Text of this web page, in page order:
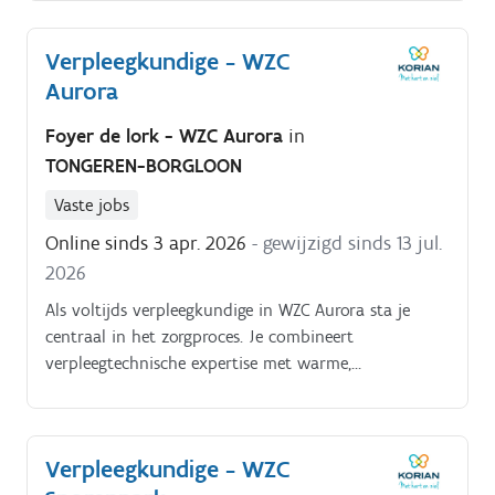
aandacht voor zowel verpleegkundige als
psychosociale noden. Je dagelijkse bezigheden
bestaan uituitvoeren van verpleegkundige
van integrale zorg aan een toegewezen groep
bewoners;observeren en rapporteren van
veranderingen in gezondheid en welzijn;ondersteunen
van zorgkundigen in de dagelijkse
werking;multidisciplinair samenwerken met andere
diensten;correct registreren in het bewonersdossier.
Verpleegkundige - WZC
Aurora
Foyer de lork - WZC Aurora in
TONGEREN-BORGLOON
Vaste jobs
Online sinds 3 apr. 2026 - gewijzigd sinds 13 jul.
2026
Als voltijds verpleegkundige in WZC Aurora sta je
centraal in het zorgproces. Je combineert
verpleegtechnische expertise met warme,
op met bewoners en hun naasten. Je bent de schakel
tussen bewoner, familie en arts en werkt nauw
samen met het zorgteam om continuïteit en kwaliteit
Verpleegkundige - WZC